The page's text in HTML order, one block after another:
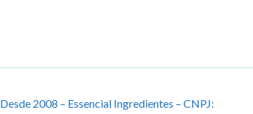
Desde 2008 – Essencial Ingredientes – CNPJ: